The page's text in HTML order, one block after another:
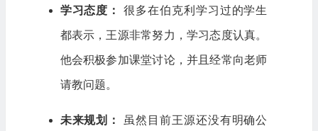
学习态度： 很多在伯克利学习过的学生
都表示，王源非常努力，学习态度认真。
他会积极参加课堂讨论，并且经常向老师
请教问题。
未来规划： 虽然目前王源还没有明确公